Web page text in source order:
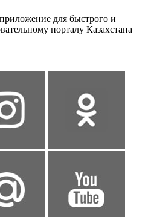
для быстрого и
порталу Казахстана